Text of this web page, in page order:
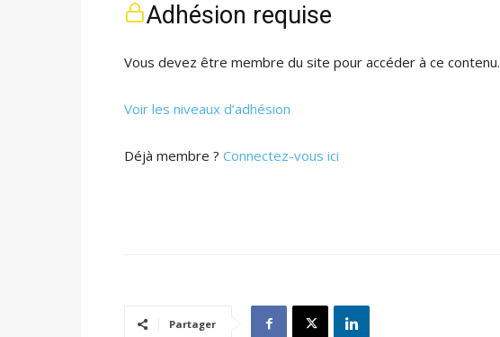
Adhésion requise
Vous devez être membre du site pour accéder à ce contenu.
Voir les niveaux d’adhésion
Déjà membre ? Connectez-vous ici
Partager